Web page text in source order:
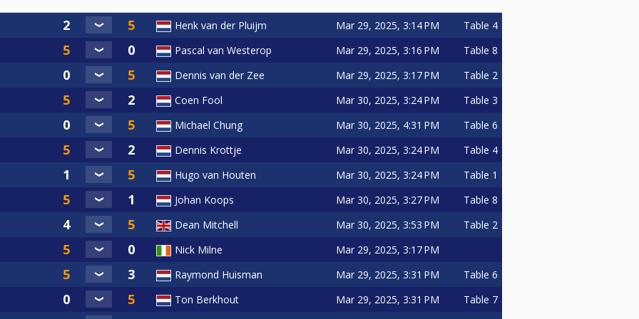
je niet op je meldtijd aanwezig bent, gelden de volgende maatregelen:
laat: 1 frame achterstand, vervolgens per 15 min 1 frame extra achterstand tot de wedstrijd
indien de wedstrijd nog niet aangevangen kan worden doordat de vorige partij uitloopt.
die na sluiting inschrijving gecommuniceerd wordt. Als je te laat bent, geldt een sanctie van
de starttijd van de wedstrijd.
1,- Cuescore Fee)
Fee)
€ 750,- + beker
inschrijvingen.
Henk van der Pluijm Mar 29, 2025, 3:14 PM Table 4
Pascal van Westerop Mar 29, 2025, 3:16 PM Table 8
Dennis van der Zee Mar 29, 2025, 3:17 PM Table 2
Coen Fool Mar 30, 2025, 3:24 PM Table 3
Michael Chung Mar 30, 2025, 4:31 PM Table 6
Dennis Krottje Mar 30, 2025, 3:24 PM Table 4
Hugo van Houten Mar 30, 2025, 3:24 PM Table 1
Johan Koops Mar 30, 2025, 3:27 PM Table 8
Dean Mitchell Mar 30, 2025, 3:53 PM Table 2
Nick Milne Mar 29, 2025, 3:17 PM
Raymond Huisman Mar 29, 2025, 3:31 PM Table 6
Ton Berkhout Mar 29, 2025, 3:31 PM Table 7